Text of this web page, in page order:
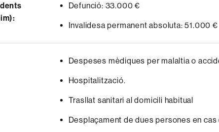
Defunció: 33.000 €
Invalidesa permanent absoluta: 51.000 €
Despeses mèdiques per malaltia o
Hospitalització.
Trasllat sanitari al domicili habitual
Desplaçament de dues persones en cas